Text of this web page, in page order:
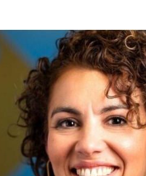
marketing
communicatie